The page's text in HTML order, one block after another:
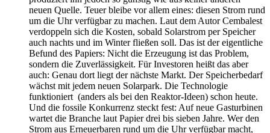
neuen Quelle. Teuer bleibe vor allem eines: diesen Strom rund
um die Uhr verfügbar zu machen. Laut dem Autor Cembalest
verdoppeln sich die Kosten, sobald Solarstrom per Speicher
auch nachts und im Winter fließen soll. Das ist der eigentliche
Befund des Papiers: Nicht die Erzeugung ist das Problem,
sondern die Zuverlässigkeit. Für Investoren heißt das aber
auch: Genau dort liegt der nächste Markt. Der Speicherbedarf
wächst mit jedem neuen Solarpark. Die Technologie
funktioniert (anders als bei den Reaktor-Ideen) schon heute.
Und die fossile Konkurrenz steckt fest: Auf neue Gasturbinen
wartet die Branche laut Papier drei bis sieben Jahre. Wer den
Strom aus Erneuerbaren rund um die Uhr verfügbar macht,